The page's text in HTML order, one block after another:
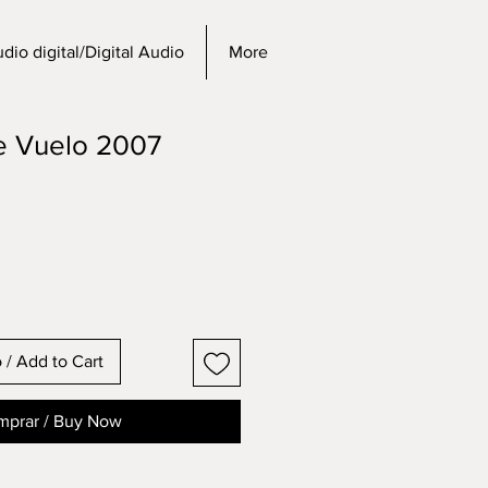
digital/Digital Audio More
Vuelo 2007
/ Add to Cart
/ Buy Now